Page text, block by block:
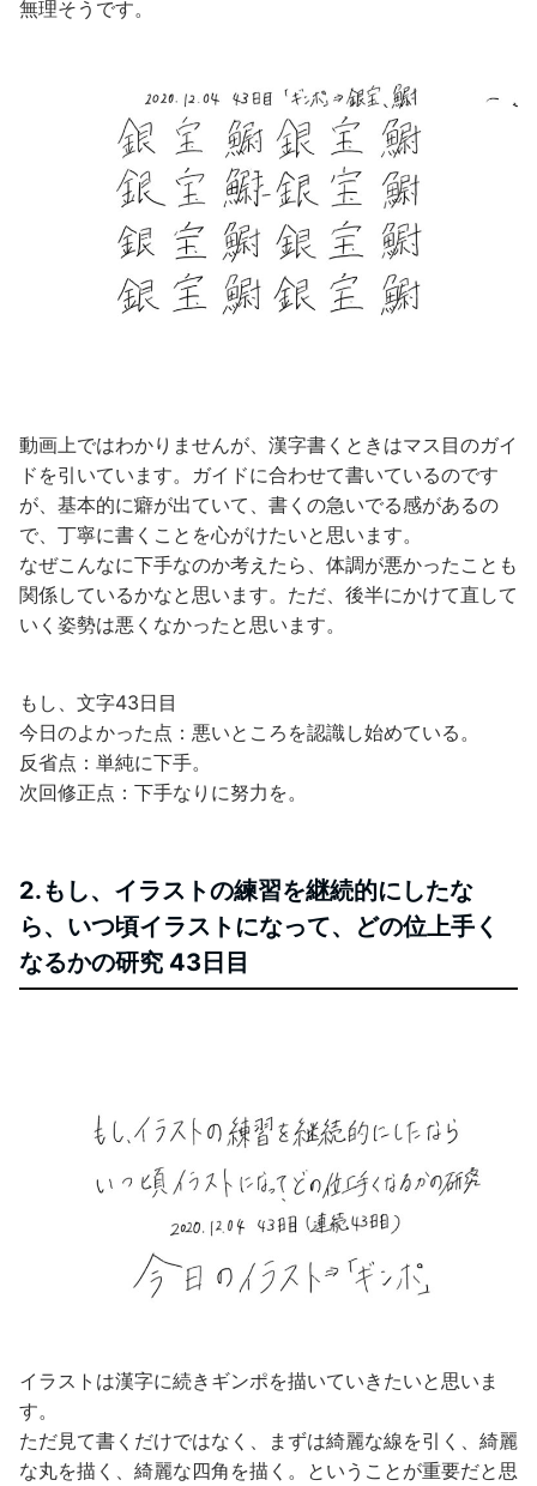
無理そうです。
動画上ではわかりませんが、漢字書くときはマス目のガイ
ドを引いています。ガイドに合わせて書いているのです
が、基本的に癖が出ていて、書くの急いでる感があるの
で、丁寧に書くことを心がけたいと思います。
なぜこんなに下手なのか考えたら、体調が悪かったことも
関係しているかなと思います。ただ、後半にかけて直して
いく姿勢は悪くなかったと思います。
もし、文字43日目
今日のよかった点：悪いところを認識し始めている。
反省点：単純に下手。
次回修正点：下手なりに努力を。
2.もし、イラストの練習を継続的にしたな
ら、いつ頃イラストになって、どの位上手く
なるかの研究 43日目
イラストは漢字に続きギンポを描いていきたいと思いま
す。
ただ見て書くだけではなく、まずは綺麗な線を引く、綺麗
な丸を描く、綺麗な四角を描く。ということが重要だと思